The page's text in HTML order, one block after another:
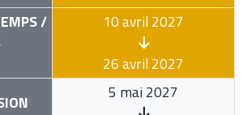
/
10 avril 2027
26 avril 2027
5 mai 2027